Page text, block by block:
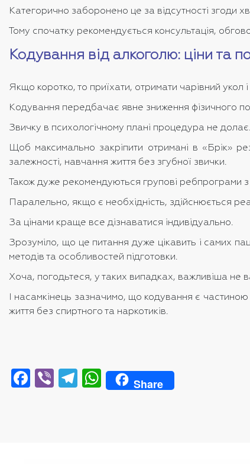
Категорично заборонено це за відсутності згоди
Тому спочатку рекомендується консультація,
Кодування від алкоголю: ціни та
Якщо коротко, то приїхати, отримати чарівний
Кодування передбачає явне зниження фізичного
Звичку в психологічному плані процедура не
Щоб максимально закріпити отримані в «Брік»
залежності, навчання життя без згубної звички.
Також дуже рекомендуються групові ребпрограми
Паралельно, якщо є необхідність, здійснюється
За цінами краще все дізнаватися індивідуально.
Зрозуміло, що це питання дуже цікавить і самих
методів та особливостей підготовки.
Хоча, погодьтеся, у таких випадках, важливіша не
І насамкінець зазначимо, що кодування є
життя без спиртного та наркотиків.
Facebook
ViberTelegram
WhatsApp
Share